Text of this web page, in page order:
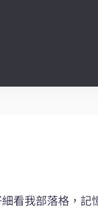
看我部落格，記